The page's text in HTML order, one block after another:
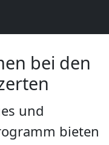
bei den
und
bieten